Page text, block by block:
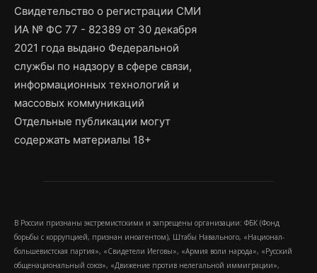
Свидетельство о регистрации СМИ
ИА № ФС 77 - 82389 от 30 декабря
2021 года выдано Федеральной
службы по надзору в сфере связи,
информационных технологий и
массовых коммуникаций
Отдельные публикации могут
содержать материалы 18+
В России признаны экстремистскими и запрещены организации: ФБК (Фонд
борьбы с коррупцией, признан иноагентом), Штабы Навального, «Национал-
большевистская партия», «Свидетели Иеговы», «Армия воли народа», «Русский
общенациональный союз», «Движение против нелегальной иммиграции»,